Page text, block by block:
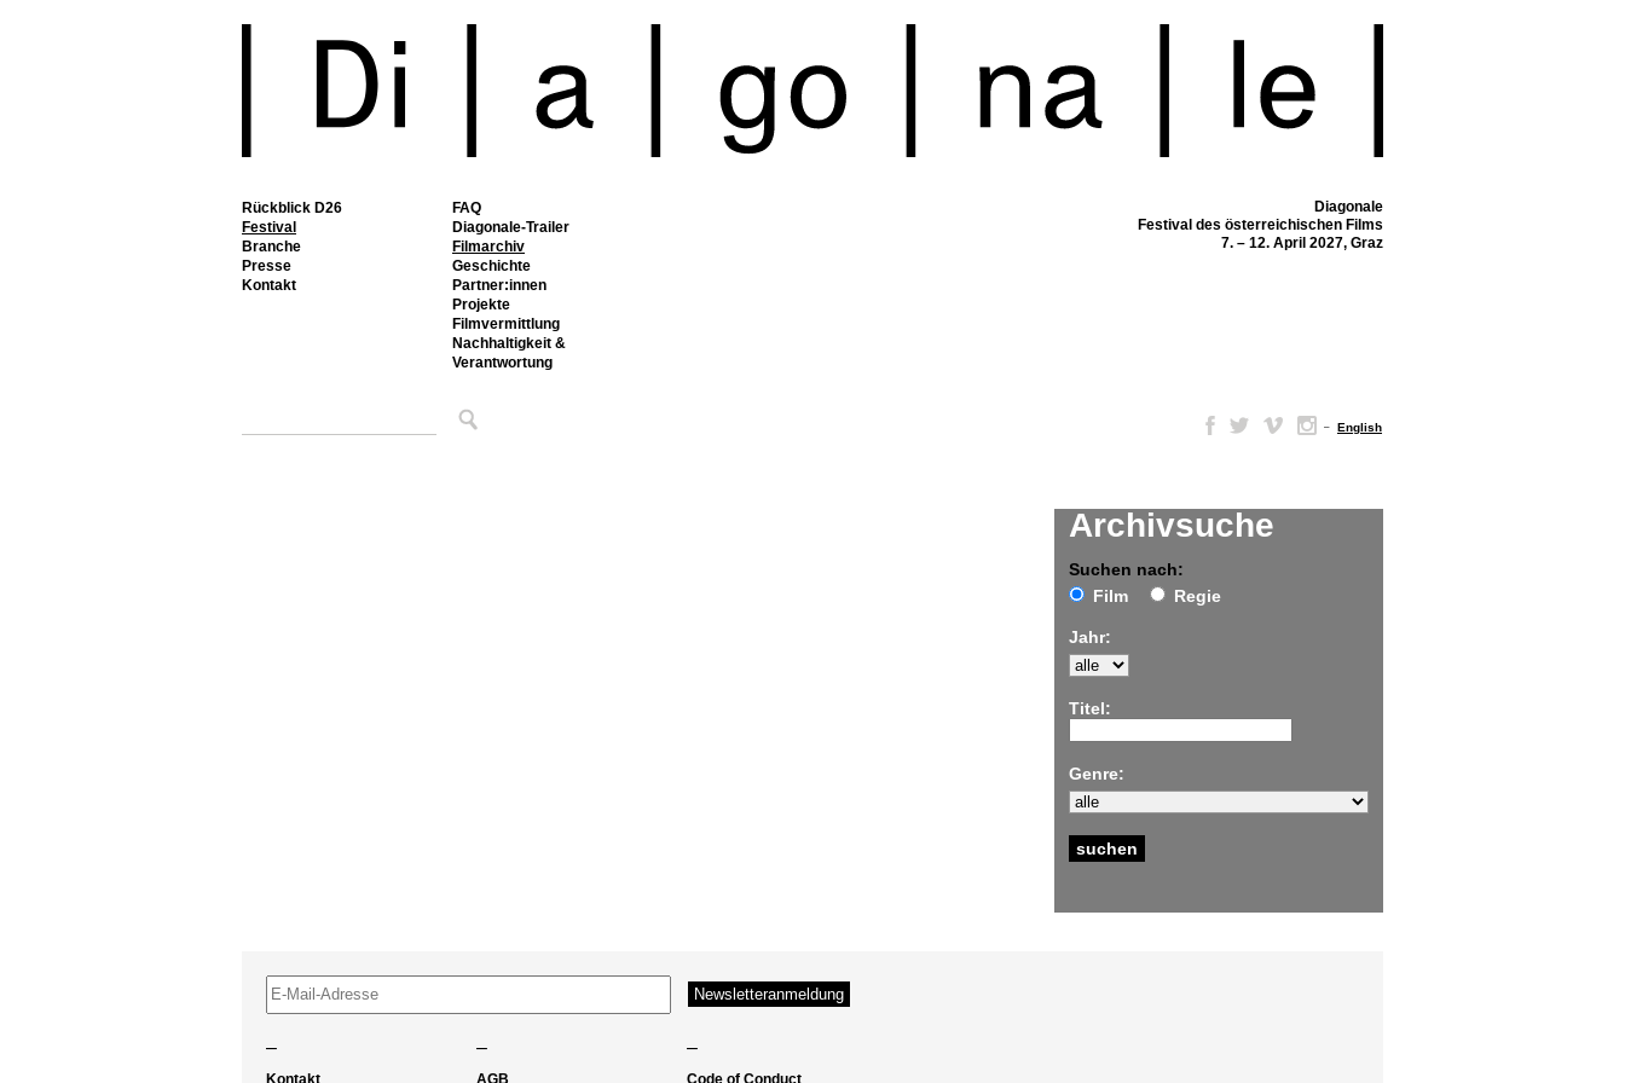
Rückblick D26
Festival
FAQ
Diagonale-Trailer
Filmarchiv
Geschichte
Partner:innen
Projekte
Filmvermittlung
Nachhaltigkeit &
Verantwortung
Branche
Presse
Kontakt
Diagonale
Festival des österreichischen Films
7. – 12. April 2027, Graz
– English
Archivsuche
Suchen nach:
Film
Regie
Jahr:
Titel:
Genre:
– – –
Kontakt AGB Code of Conduct